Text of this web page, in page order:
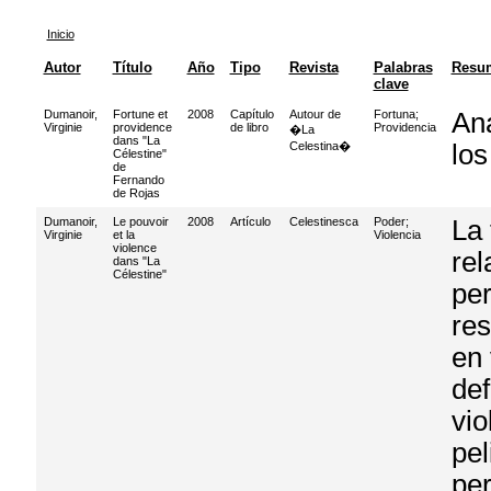
Inicio
Autor Título Año Tipo Revista
Palabras
clave
Dumanoir,
Virginie
Fortune et
providence
dans "La
Célestine"
de
Fernando
de Rojas
2008
Capítulo
de libro
Autour de
�La
Celestina�
Fortuna;
Providencia
Dumanoir,
Virginie
Le pouvoir
et la
violence
dans "La
Célestine"
2008 Artículo Celestinesca Poder;
Violencia
La
en